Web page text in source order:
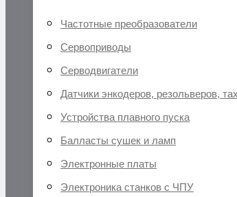
Частотные преобразователи
Сервоприводы
Серводвигатели
Датчики энкодеров, резольверов,
Устройства плавного пуска
Балласты сушек и ламп
Электронные платы
Электроника станков с ЧПУ